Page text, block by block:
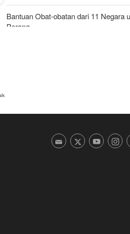
Bantuan Obat-obatan dari 11 Negara
Perang